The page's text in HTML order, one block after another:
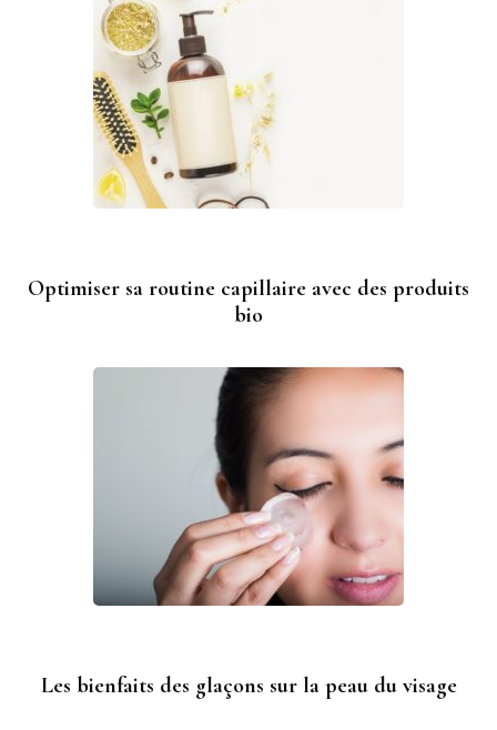
Optimiser sa routine capillaire avec des produits
bio
Les bienfaits des glaçons sur la peau du visage